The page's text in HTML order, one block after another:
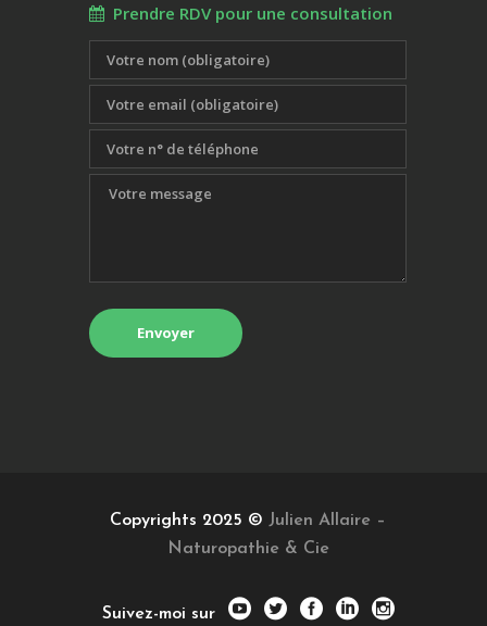
Prendre RDV pour une consultation
Copyrights 2025 © Julien Allaire –
Naturopathie & Cie
Suivez-moi sur